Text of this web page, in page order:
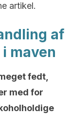
artikel.
af
maven
fedt,
med for